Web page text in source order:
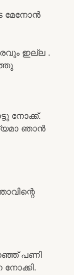
മേനോൻ
ഇല്ല .
നോക്ക്.
ഞാൻ
പണി